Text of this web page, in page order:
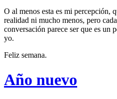
O al menos esta es mi percepción,
realidad ni mucho menos, pero
conversación parece ser que es un
yo.
Feliz semana.
Año nuevo